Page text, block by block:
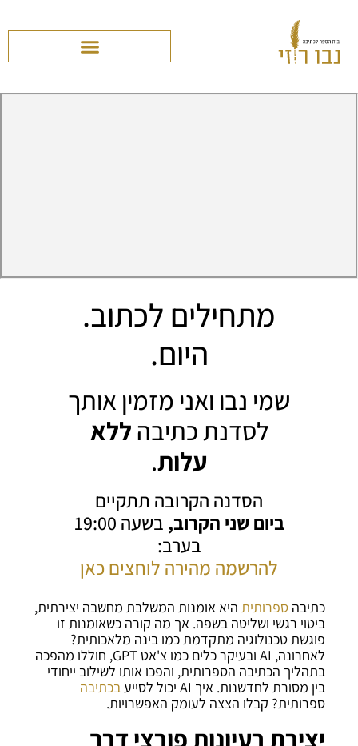
מתחילים לכתוב.
היום.
שמי נבו ואני מזמין אותך
לסדנת כתיבהללא
עלות.
הסדנה הקרובה תתקיים
ביום שני הקרוב,
בשעה 19:00
בערב:
להרשמה מהירה לוחצים כאן
כתיבהספרותית היא אומנות המשלבת מחשבה יצירתית,
ביטוי רגשי ושליטה בשפה. אך מה קורה כשאומנות זו
פוגשת טכנולוגיה מתקדמת כמו בינה מלאכותית?
לאחרונה, AI ובעיקר כלים כמו צ'אט GPT, חוללו מהפכה
בתהליך הכתיבה הספרותית, והפכו אותו לשילוב ייחודי
בין מסורת לחדשנות. איך AI יכול לסייע
בכתיבה
ספרותית? קבלו הצצה לעומק האפשרויות.
יצירת רעיונות פורצי דרך